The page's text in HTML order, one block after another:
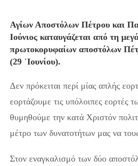
Αγίων Αποστόλων Πέτρου και
Ιούνιος καταυγάζεται από τη
πρωτοκορυφαίων αποστόλων
(29 ᾽Ιουνίου).
Δεν πρόκειται περί μίας απλής
εορτάζουμε τις υπόλοιπες εορτές
θυμηθούμε την κατά Χριστόν
μέτρο των δυνατοτήτων μας να
Στον εναγκαλισμό των δύο